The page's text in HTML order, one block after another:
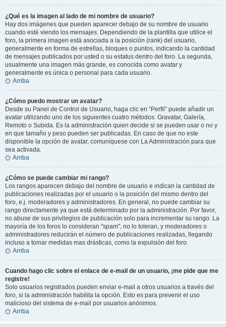
¿Qué es la imagen al lado de mi nombre de usuario?
Hay dos imágenes que pueden aparecer debajo de su nombre de usuario
cuando esté viendo los mensajes. Dependiendo de la plantilla que utilice el
foro, la primera imagen está asociada a la posición (rank) del usuario,
generalmente en forma de estrellas, bloques o puntos, indicando la cantidad
de mensajes publicados por usted o su estatus dentro del foro. La segunda,
usualmente una imagen más grande, es conocida como avatar y
generalmente es única o personal para cada usuario.
Arriba
¿Cómo puedo mostrar un avatar?
Desde su Panel de Control de Usuario, haga clic en “Perfil” puede añadir un
avatar utilizando uno de los siguientes cuatro métodos: Gravatar, Galería,
Remoto o Subida. Es la administración quien decide si se pueden usar o no y
en que tamaño y peso pueden ser publicadas. En caso de que no este
disponible la opción de avatar, comuníquese con La Administración para que
sea activada.
Arriba
¿Cómo se puede cambiar mi rango?
Los rangos aparecen debajo del nombre de usuario e indican la cantidad de
publicaciones realizadas por el usuario o la posición del mismo dentro del
foro, e.j. moderadores y administradores. En general, no puede cambiar su
rango directamente ya que está determinado por la administración. Por favor,
no abuse de sus privilegios de publicación solo para incrementar su rango. La
mayoría de los foros lo consideran "spam", no lo toleran, y moderadores o
administradores reducirán el número de publicaciones realizadas, llegando
incluso a tomar medidas mas drásticas, como la expulsión del foro.
Arriba
Cuando hago clic sobre el enlace de e-mail de un usuario, ¡me pide que me
registre!
Solo usuarios registrados pueden enviar e-mail a otros usuarios a través del
foro, si la administración habilita la opción. Esto es para prevenir el uso
malicioso del sistema de e-mail por usuarios anónimos.
Arriba